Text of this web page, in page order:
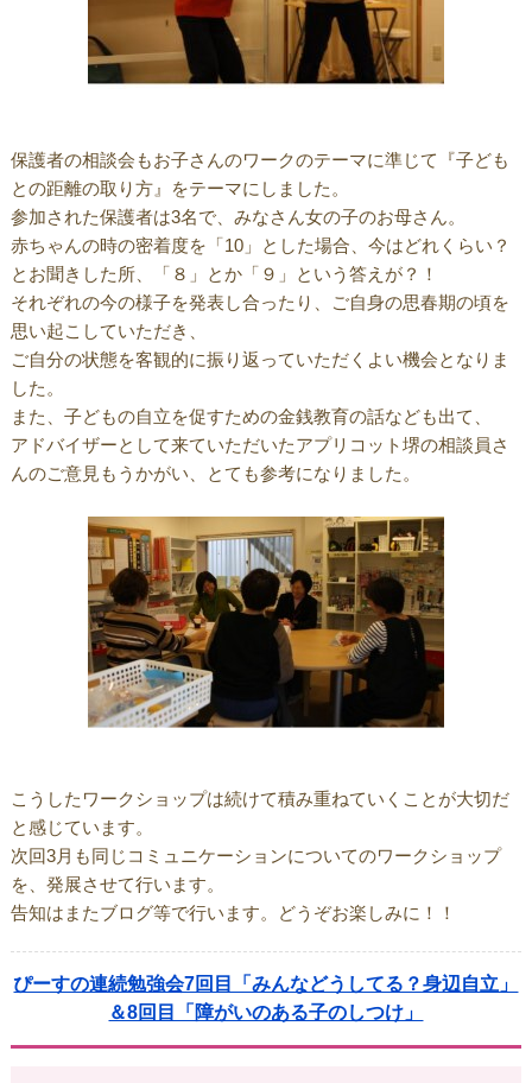
保護者の相談会もお子さんのワークのテーマに準じて『子ども
との距離の取り方』をテーマにしました。
参加された保護者は3名で、みなさん女の子のお母さん。
赤ちゃんの時の密着度を「10」とした場合、今はどれくらい？
とお聞きした所、「８」とか「９」という答えが？！
それぞれの今の様子を発表し合ったり、ご自身の思春期の頃を
思い起こしていただき、
ご自分の状態を客観的に振り返っていただくよい機会となりま
した。
また、子どもの自立を促すための金銭教育の話なども出て、
アドバイザーとして来ていただいたアプリコット堺の相談員さ
んのご意見もうかがい、とても参考になりました。
こうしたワークショップは続けて積み重ねていくことが大切だ
と感じています。
次回3月も同じコミュニケーションについてのワークショップ
を、発展させて行います。
告知はまたブログ等で行います。どうぞお楽しみに！！
ぴーすの連続勉強会7回目「みんなどうしてる？身辺自立」
＆8回目「障がいのある子のしつけ」